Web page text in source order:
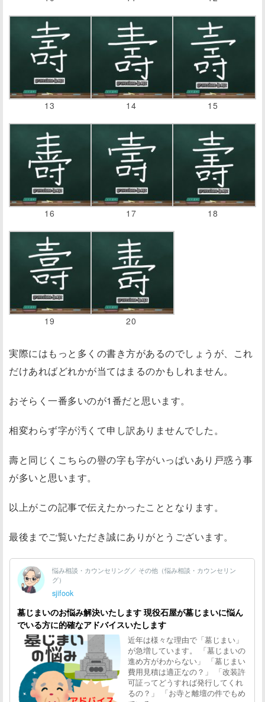
13 14 15
16 17 18
19 20
実際にはもっと多くの書き方があるのでしょうが、これ
だけあればどれかが当てはまるのかもしれません。
おそらく一番多いのが1番だと思います。
相変わらず字が汚くて申し訳ありませんでした。
壽と同じくこちらの譽の字も字がいっぱいあり戸惑う事
が多いと思います。
以上がこの記事で伝えたかったこととなります。
最後までご覧いただき誠にありがとうございます。